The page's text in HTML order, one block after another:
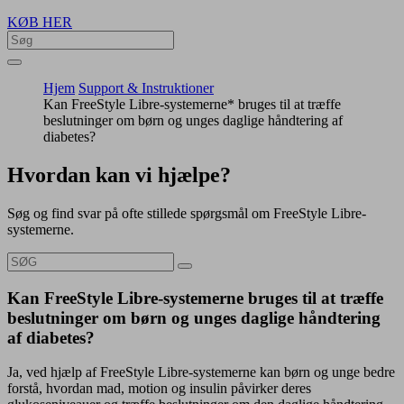
KØB HER
Hjem Support & Instruktioner
Kan FreeStyle Libre-systemerne* bruges til at træffe
beslutninger om børn og unges daglige håndtering af
diabetes?
Hvordan kan vi hjælpe?
Søg og find svar på ofte stillede spørgsmål om FreeStyle Libre-
systemerne.
Kan FreeStyle Libre-systemerne bruges til at træffe
beslutninger om børn og unges daglige håndtering
af diabetes?
Ja, ved hjælp af FreeStyle Libre-systemerne kan børn og unge bedre
forstå, hvordan mad, motion og insulin påvirker deres